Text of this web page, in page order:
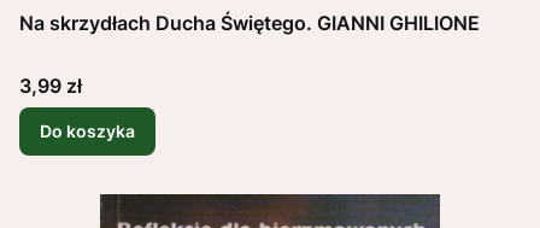
Na skrzydłach Ducha Świętego. GIANNI GHILIONE
Cena
3,99 zł
Do koszyka